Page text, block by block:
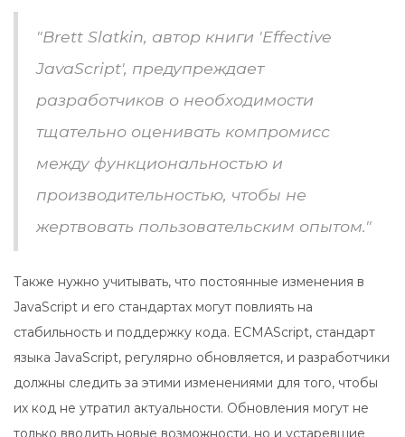
"Brett Slatkin, автор книги 'Effective
JavaScript', предупреждает
разработчиков о необходимости
тщательно оценивать компромисс
между функциональностью и
производительностью, чтобы не
жертвовать пользовательским опытом."
Также нужно учитывать, что постоянные изменения в
JavaScript и его стандартах могут повлиять на
стабильность и поддержку кода. ECMAScript, стандарт
языка JavaScript, регулярно обновляется, и разработчики
должны следить за этими изменениями для того, чтобы
их код не утратил актуальности. Обновления могут не
только вводить новые возможности, но и устаревшие